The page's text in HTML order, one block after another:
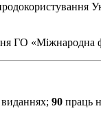
ГО «Міжнародна
90 праць